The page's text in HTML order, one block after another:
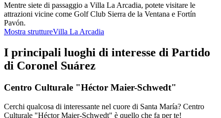
Mentre siete di passaggio a Villa La Arcadia, potete visitare le
attrazioni vicine come Golf Club Sierra de la Ventana e Fortín
Pavón.
Mostra struttureVilla La Arcadia
I principali luoghi di interesse di Partido
di Coronel Suárez
Centro Culturale "Héctor Maier-Schwedt"
Cerchi qualcosa di interessante nel cuore di Santa María? Centro
Culturale "Héctor Maier-Schwedt" è quello che fa per te!